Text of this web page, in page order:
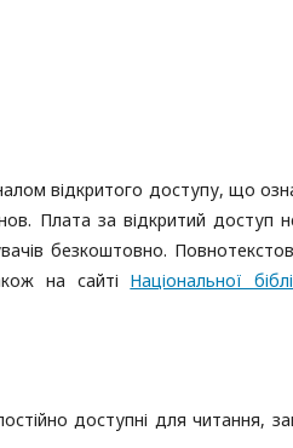
відкритого доступу, що
Плата за відкритий доступ
безкоштовно.
на сайті Національної
доступні для читання,